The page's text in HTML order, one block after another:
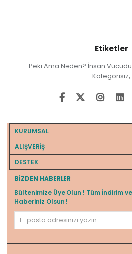
Etiketler
Peki Ama Neden? İnsan Vücudu,
Kategorisiz,
KURUMSAL
ALIŞVERİŞ
DESTEK
BIZDEN HABERLER
Bültenimize Üye Olun ! Tüm İndirim
Haberiniz Olsun !